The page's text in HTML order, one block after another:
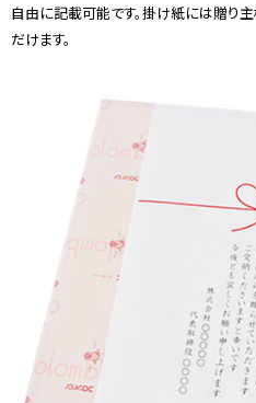
自由に記載可能です。掛け紙には贈り
だけます。